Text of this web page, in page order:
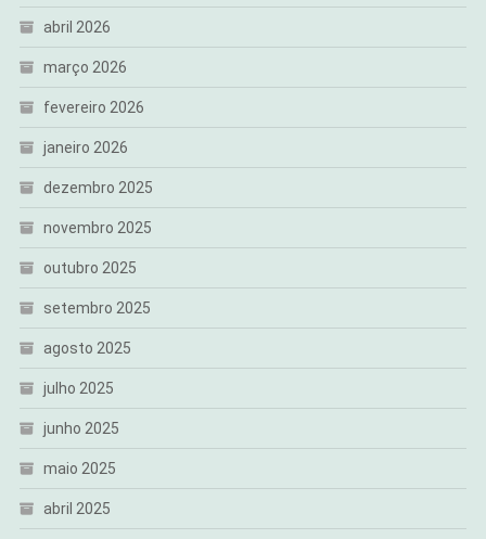
abril 2026
março 2026
fevereiro 2026
janeiro 2026
dezembro 2025
novembro 2025
outubro 2025
setembro 2025
agosto 2025
julho 2025
junho 2025
maio 2025
abril 2025